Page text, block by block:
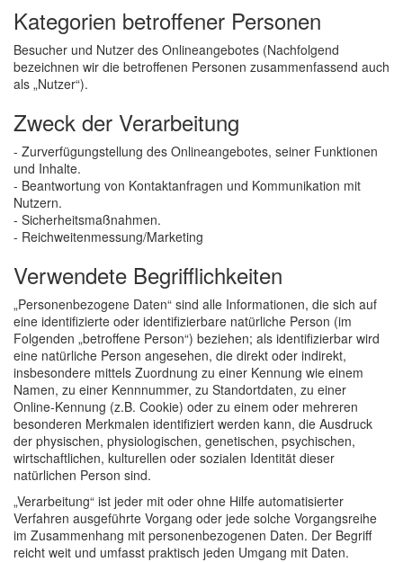
Kategorien betroffener Personen
Besucher und Nutzer des Onlineangebotes (Nachfolgend
bezeichnen wir die betroffenen Personen zusammenfassend auch
als „Nutzer“).
Zweck der Verarbeitung
- Zurverfügungstellung des Onlineangebotes, seiner Funktionen
und Inhalte.
- Beantwortung von Kontaktanfragen und Kommunikation mit
Nutzern.
- Sicherheitsmaßnahmen.
- Reichweitenmessung/Marketing
Verwendete Begrifflichkeiten
„Personenbezogene Daten“ sind alle Informationen, die sich auf
eine identifizierte oder identifizierbare natürliche Person (im
Folgenden „betroffene Person“) beziehen; als identifizierbar wird
eine natürliche Person angesehen, die direkt oder indirekt,
insbesondere mittels Zuordnung zu einer Kennung wie einem
Namen, zu einer Kennnummer, zu Standortdaten, zu einer
Online-Kennung (z.B. Cookie) oder zu einem oder mehreren
besonderen Merkmalen identifiziert werden kann, die Ausdruck
der physischen, physiologischen, genetischen, psychischen,
wirtschaftlichen, kulturellen oder sozialen Identität dieser
natürlichen Person sind.
„Verarbeitung“ ist jeder mit oder ohne Hilfe automatisierter
Verfahren ausgeführte Vorgang oder jede solche Vorgangsreihe
im Zusammenhang mit personenbezogenen Daten. Der Begriff
reicht weit und umfasst praktisch jeden Umgang mit Daten.